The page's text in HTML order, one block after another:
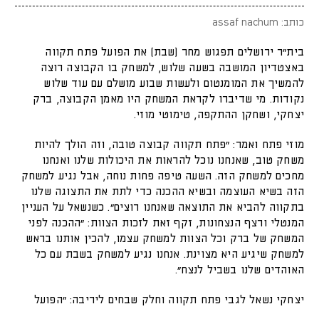
כותב: assaf nachum
בית"ר ירושלים תפגוש מחר (שבת) את הפועל פתח תקווה
באצטדיון המושבה בשעה שלוש, למשחק בו הקבוצה רוצה
להמשיך את המומנטום ולעשות שבוע מושלם עם עוד שלוש
נקודות. מי שדיברו לקראת המשחק היו מאמן הקבוצה, ברק
יצחקי, ושחקן ההתקפה, טימוטי מוזי.
מוזי פתח ואמר: "פתח תקווה קבוצה טובה, וזה הולך להיות
משחק טוב, שאנחנו נוכל להראות את היכולות שלנו ואנחנו
מחכים למשחק הזה. השעה טיפה פחות נוחה, אבל נגיע למשחק
הזה בשיא העוצמה ובשיא ההכנה כדי לתת את התצוגה שלנו
בתקווה להביא את התוצאה שאנחנו רוצים". כשנשאל על העניין
המנטלי ורצף הנצחונות, זקף זאת לזכות הצוות: "ההכנה לפני
המשחק של ברק וכל הצוות למשחק עצמו, להכין אותנו בראש
למשחק שיגיע היא מצוינת. אנחנו נגיע למשחק בשבת עם כל
האוהדים שלנו בשביל לנצח".
יצחקי נשאל לגבי פתח תקווה וחלק שבחים ליריבה: "הפועל